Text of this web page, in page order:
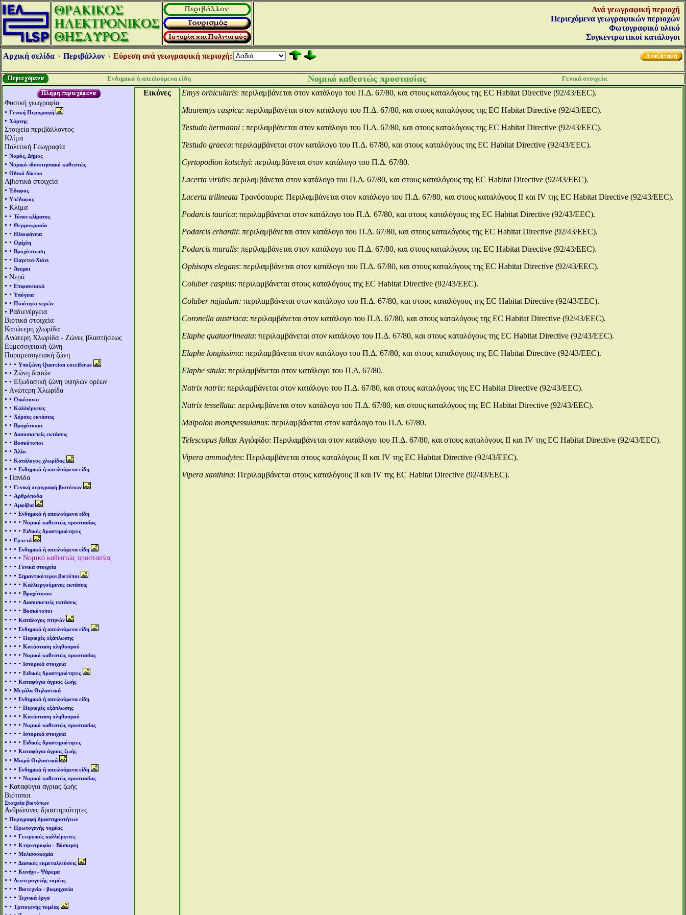
Ανά γεωγραφική περιοχή
Περιεχόμενα γεωγραφικών περιοχών
Φωτογραφικό υλικό
Συγκεντρωτικοί κατάλογοι
Αρχική σελίδα Περιβάλλον Εύρεση ανά γεωγραφική περιοχή:
Ενδημικά ή απειλούμενα είδη Νομικό καθεστώς προστασίας Γενικά στοιχεία
Φυσική γεωγραφία
• Γενική Περιγραφή
• Χάρτης
Στοιχεία περιβάλλοντος
Κλίμα
Πολιτική Γεωγραφία
• Νομός, Δήμος
• Νομικό-ιδιοκτησιακό καθεστώς
• Οδικό δίκτυο
Αβιοτικά στοιχεία
•Έδαφος
• Υπέδαφος
• Κλίμα
• • Τύποι κλίματος
• • Θερμοκρασία
• • Ηλιοφάνεια
• • Ομίχλη
• • Βροχόπτωση
• • Παγετοί-Χιόνι
• • Άνεμοι
• Νερά
• • Επιφανειακά
• • Υπόγεια
• • Ποιότητα νερών
• Ραδιενέργεια
Βιοτικά στοιχεία
Κατώτερη χλωρίδα
Aνώτερη Χλωρίδα - Ζώνες βλαστήσεως
Ευμεσογειακή ζώνη
Παραμεσογειακή ζώνη
• • • Υποζώνη Quercion cocciferae
• • Ζώνη δασών
• • Εξωδασική ζώνη υψηλών ορέων
• Aνώτερη Χλωρίδα
• • Οικότονοι
• • Καλλιέργειες
• • Χέρσες εκτάσεις
• • Βραχότοποι
• • Δασοσκεπείς εκτάσεις
• • Βοσκότοποι
• • Άλλο
• • Κατάλογος χλωρίδας
• • • Ενδημικά ή απειλούμενα είδη
• Πανίδα
• • Γενική περιγραφή βιοτόπων
• • Αρθρόποδα
• • Αμφίβια
• • • Ενδημικά ή απειλούμενα είδη
• • • • Νομικό καθεστώς προστασίας
• • • • Ειδικές δραστηριότητες
• • Ερπετά
• • • Ενδημικά ή απειλούμενα είδη
• • • • Νομικό καθεστώς προστασίας
• • • Γενικά στοιχεία
• • • Σημαντικότεροι βιοτόποι
• • • • Καλλιεργούμενες εκτάσεις
• • • • Βραχότοποι
• • • • Δασοσκεπείς εκτάσεις
• • • • Βοσκότοποι
• • • Κατάλογος πτηνών
• • • Ενδημικά ή απειλούμενα είδη
• • • • Περιοχές εξάπλωσης
• • • • Κατάσταση πληθυσμού
• • • • Νομικό καθεστώς προστασίας
• • • • Ιστορικά στοιχεία
• • • • Ειδικές δραστηριότητες
• • • Καταφύγια άγριας ζωής
• • Μεγάλα Θηλαστικά
• • • Ενδημικά ή απειλούμενα είδη
• • • • Περιοχές εξάπλωσης
• • • • Κατάσταση πληθυσμού
• • • • Νομικό καθεστώς προστασίας
• • • • Ιστορικά στοιχεία
• • • • Ειδικές δραστηριότητες
• • • Καταφύγια άγριας ζωής
• • Μικρά Θηλαστικά
• • • Ενδημικά ή απειλούμενα είδη
• • • • Νομικό καθεστώς προστασίας
• Καταφύγια άγριας ζωής
Βιότοποι
Στοιχεία βιοτόπων
Ανθρώπινες δραστηριότητες
• Περιγραφή δραστηριοτήτων
• • Πρωτογενής τομέας
• • • Γεωργικές καλλιέργειες
• • • Κτηνοτροφία - Βόσκηση
• • • Μελισσοκομία
• • • Δασικές εκμεταλλεύσεις
• • • Κυνήγι - Ψάρεμα
• • Δευτερογενής τομέας
• • • Βιοτεχνία - βιομηχανία
• • • Τεχνικά έργα
• • Τριτογενής τομέας
Εικόνες Emys orbicularis: περιλαμβάνεται στον κατάλογο του Π.Δ. 67/80, και στους καταλόγους της EC Habitat Directive (92/43/EEC).
Μauremys caspica: περιλαμβάνεται στον κατάλογο του Π.Δ. 67/80, και στους καταλόγους της EC Habitat Directive (92/43/EEC).
Testudo hermanni : περιλαμβάνεται στον κατάλογο του Π.Δ. 67/80, και στους καταλόγους της EC Habitat Directive (92/43/EEC).
Testudo graeca: περιλαμβάνεται στον κατάλογο του Π.Δ. 67/80, και στους καταλόγους της EC Habitat Directive (92/43/EEC).
Cyrtopodion kotschyi: περιλαμβάνεται στον κατάλογο του Π.Δ. 67/80.
Lacerta viridis: περιλαμβάνεται στον κατάλογο του Π.Δ. 67/80, και στους καταλόγους της EC Habitat Directive (92/43/EEC).
Lacerta trilineata Τρανόσαυρα: Περιλαμβάνεται στον κατάλογο του Π.Δ. 67/80, και στους καταλόγους ΙΙ και IV της EC Habitat Directive (92/43/EEC).
Podarcis taurica: περιλαμβάνεται στον κατάλογο του Π.Δ. 67/80, και στους καταλόγους της EC Habitat Directive (92/43/EEC).
Podarcis erhardii: περιλαμβάνεται στον κατάλογο του Π.Δ. 67/80, και στους καταλόγους της EC Habitat Directive (92/43/EEC).
Podarcis muralis: περιλαμβάνεται στον κατάλογο του Π.Δ. 67/80, και στους καταλόγους της EC Habitat Directive (92/43/EEC).
Ophisops elegans: περιλαμβάνεται στον κατάλογο του Π.Δ. 67/80, και στους καταλόγους της EC Habitat Directive (92/43/EEC).
Coluber caspius: περιλαμβάνεται στους καταλόγους της EC Habitat Directive (92/43/EEC).
Coluber najadum: περιλαμβάνεται στον κατάλογο του Π.Δ. 67/80, και στους καταλόγους της EC Habitat Directive (92/43/EEC).
Coronella austriaca: περιλαμβάνεται στον κατάλογο του Π.Δ. 67/80, και στους καταλόγους της EC Habitat Directive (92/43/EEC).
Elaphe quatuorlineata: περιλαμβάνεται στον κατάλογο του Π.Δ. 67/80, και στους καταλόγους της EC Habitat Directive (92/43/EEC).
Elaphe longissima: περιλαμβάνεται στον κατάλογο του Π.Δ. 67/80, και στους καταλόγους της EC Habitat Directive (92/43/EEC).
Elaphe situla: περιλαμβάνεται στον κατάλογο του Π.Δ. 67/80.
Natrix natrix: περιλαμβάνεται στον κατάλογο του Π.Δ. 67/80, και στους καταλόγους της EC Habitat Directive (92/43/EEC).
Natrix tessellata: περιλαμβάνεται στον κατάλογο του Π.Δ. 67/80, και στους καταλόγους της EC Habitat Directive (92/43/EEC).
Malpolon monspessulanus: περιλαμβάνεται στον κατάλογο του Π.Δ. 67/80.
Telescopus fallax Αγιόφίδο: Περιλαμβάνεται στον κατάλογο του Π.Δ. 67/80, και στους καταλόγους ΙΙ και IV της EC Habitat Directive (92/43/EEC).
Vipera ammodytes: Περιλαμβάνεται στους καταλόγους ΙΙ και IV της EC Habitat Directive (92/43/EEC).
Vipera xanthina: Περιλαμβάνεται στους καταλόγους ΙΙ και IV της EC Habitat Directive (92/43/EEC).